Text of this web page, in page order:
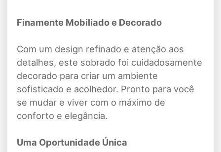
Finamente Mobiliado e Decorado
Com um design refinado e atenção aos
detalhes, este sobrado foi cuidadosamente
decorado para criar um ambiente
sofisticado e acolhedor. Pronto para você
se mudar e viver com o máximo de
conforto e elegância.
Uma Oportunidade Única